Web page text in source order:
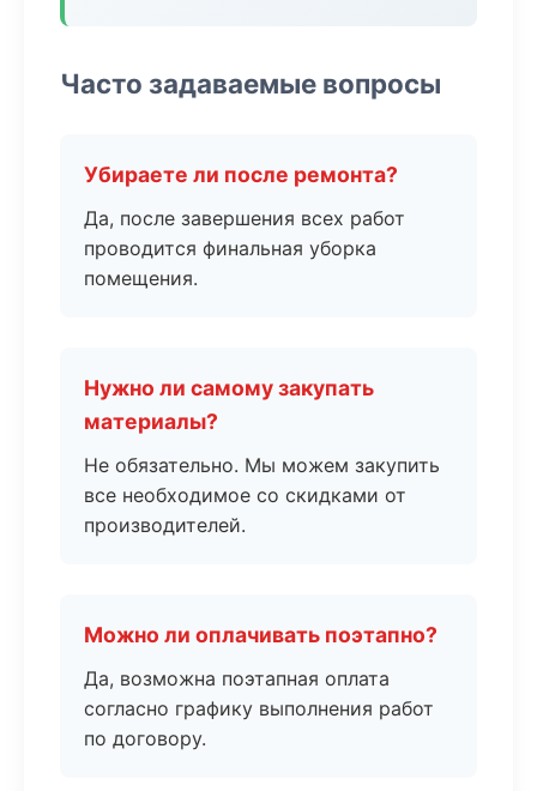
Часто задаваемые вопросы
Убираете ли после ремонта?
Да, после завершения всех работ
проводится финальная уборка
помещения.
Нужно ли самому закупать
материалы?
Не обязательно. Мы можем закупить
все необходимое со скидками от
производителей.
Можно ли оплачивать поэтапно?
Да, возможна поэтапная оплата
согласно графику выполнения работ
по договору.